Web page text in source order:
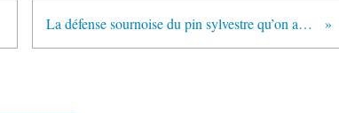
La défense sournoise du pin sylvestre qu’on abat.